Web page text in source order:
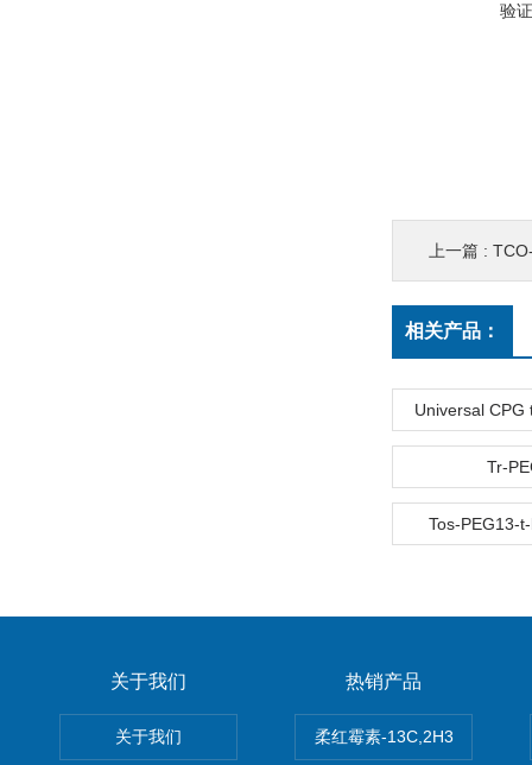
验
上一篇 : TCO-
相关产品：
Universal CPG
Tr-
Tos-PEG13-
关于我们
关于我们
热销产品
柔红霉素-13C,2H3